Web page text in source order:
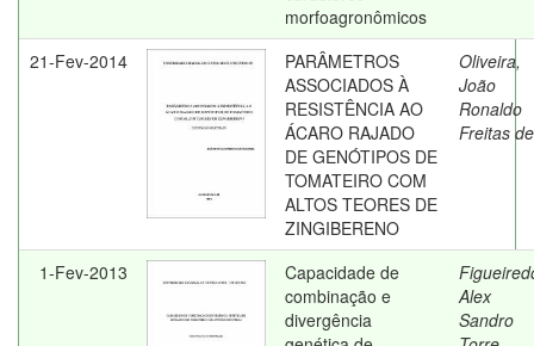
morfoagronômicos
21-Fev-2014
PARÂMETROS
ASSOCIADOS À
RESISTÊNCIA AO
ÁCARO RAJADO
DE GENÓTIPOS DE
TOMATEIRO COM
ALTOS TEORES DE
ZINGIBERENO
Oliveira,
João
Ronaldo
Freitas de
1-Fev-2013
Capacidade de
combinação e
divergência
Alex
Sandro